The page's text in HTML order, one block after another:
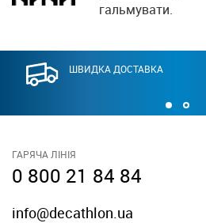
гальмувати.
ШВИДКА ДОСТАВКА
ГАРЯЧА ЛІНІЯ
0 800 21 84 84
info@decathlon.ua